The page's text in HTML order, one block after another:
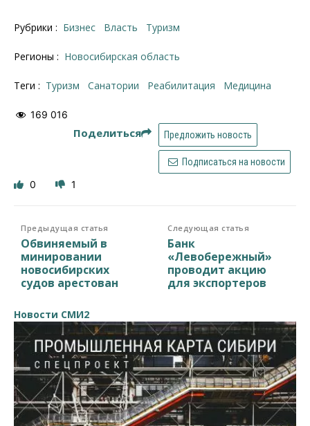
Рубрики : Бизнес Власть Туризм
Регионы : Новосибирская область
Теги : туризм санатории реабилитация медицина
169 016
Поделиться Предложить новость
Подписаться на новости
0 1
Предыдущая статья
Обвиняемый в
минировании
новосибирских
судов арестован
Следующая статья
Банк
«Левобережный»
проводит акцию
для экспортеров
Новости СМИ2